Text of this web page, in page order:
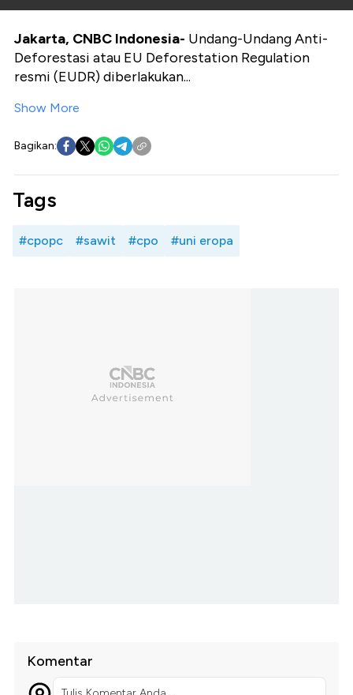
Sawit RI
Jakarta, CNBC Indonesia- Undang-Undang Anti-
Deforestasi atau EU Deforestation Regulation
resmi (EUDR) diberlakukan...
Show More
Bagikan:
Tags
#cpopc #sawit #cpo #uni eropa
Komentar